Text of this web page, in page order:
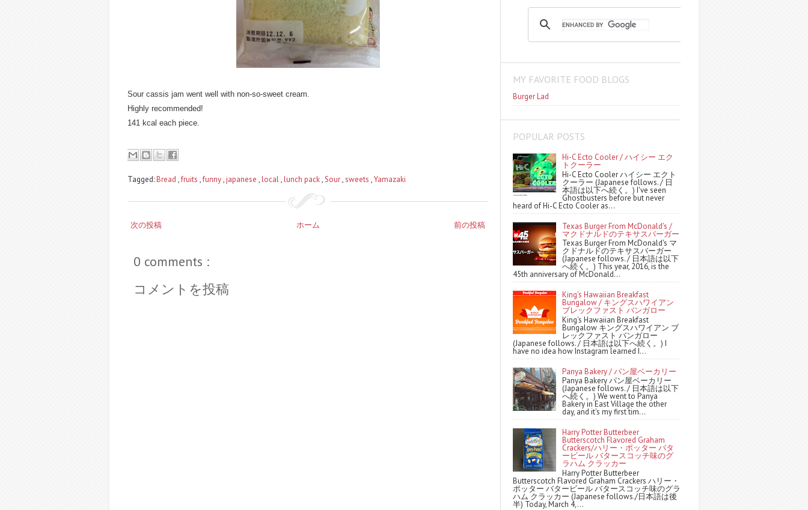
Sour cassis jam went well with non-so-sweet cream.
Highly recommended!
141 kcal each piece.
Tagged:Bread ,fruits ,funny,japanese ,local,lunch pack,Sour,sweets ,Yamazaki
次の投稿 前の投稿
ホーム
0 comments :
コメントを投稿
MY FAVORITE FOOD BLOGS
Burger Lad
POPULAR POSTS
Hi-C Ecto Cooler / ハイシー エク
トクーラー
Hi-C Ecto Cooler ハイシー エクト
クーラー (Japanese follows. / 日
本語は以下へ続く。) I've seen
Ghostbusters before but never
heard of Hi-C Ecto Cooler as...
Texas Burger From McDonald's /
マクドナルドのテキサスバーガー
Texas Burger From McDonald's マ
クドナルドのテキサスバーガー
(Japanese follows. / 日本語は以下
へ続く。) This year, 2016, is the
45th anniversary of McDonald...
King's Hawaiian Breakfast
Bungalow / キングスハワイアン
ブレックファスト バンガロー
King's Hawaiian Breakfast
Bungalow キングスハワイアン ブ
レックファスト バンガロー
(Japanese follows. / 日本語は以下へ続く。) I
have no idea how Instagram learned I...
Panya Bakery / パン屋ベーカリー
Panya Bakery パン屋ベーカリー
(Japanese follows. / 日本語は以下
へ続く。) We went to Panya
Bakery in East Village the other
day, and it's my first tim...
Harry Potter Butterbeer
Butterscotch Flavored Graham
Crackers/ハリー・ポッター バタ
ービール バタースコッチ味のグ
ラハム クラッカー
Harry Potter Butterbeer
Butterscotch Flavored Graham Crackers ハリー・
ポッター バタービール バタースコッチ味のグラ
ハム クラッカー (Japanese follows./日本語は後
半) Today, March 4,...